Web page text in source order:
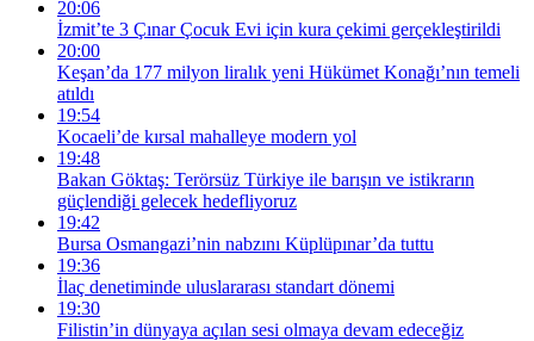
20:06
İzmit’te 3 Çınar Çocuk Evi için kura çekimi gerçekleştirildi
20:00
Keşan’da 177 milyon liralık yeni Hükümet Konağı’nın temeli
atıldı
19:54
Kocaeli’de kırsal mahalleye modern yol
19:48
Bakan Göktaş: Terörsüz Türkiye ile barışın ve istikrarın
güçlendiği gelecek hedefliyoruz
19:42
Bursa Osmangazi’nin nabzını Küplüpınar’da tuttu
19:36
İlaç denetiminde uluslararası standart dönemi
19:30
Filistin’in dünyaya açılan sesi olmaya devam edeceğiz